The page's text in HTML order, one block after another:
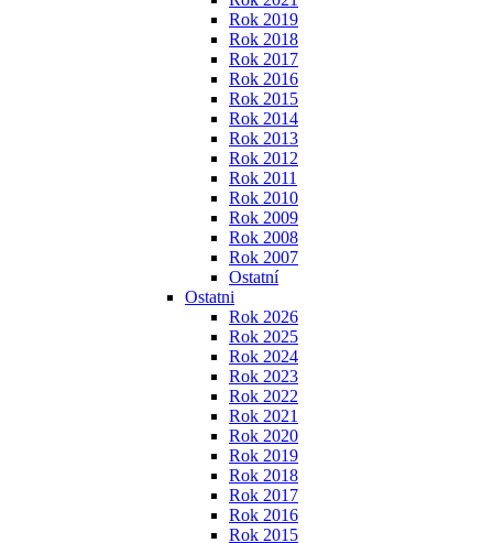
Rok 2019
Rok 2018
Rok 2017
Rok 2016
Rok 2015
Rok 2014
Rok 2013
Rok 2012
Rok 2011
Rok 2010
Rok 2009
Rok 2008
Rok 2007
Ostatní
Ostatni
Rok 2026
Rok 2025
Rok 2024
Rok 2023
Rok 2022
Rok 2021
Rok 2020
Rok 2019
Rok 2018
Rok 2017
Rok 2016
Rok 2015